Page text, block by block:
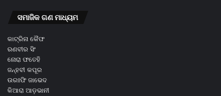
ସମାଜିକ ଗଣ ମାଧ୍ୟମ
କାଟ୍ରିନା କୈଫ
ରଣବୀର ସିଂ
ନୋରା ଫତେହି
ଜନ୍ହବୀ କପୂର
ଉରଃଫି ଜାଭେଦ
କିଆରା ଆଡ଼ଭାନୀ